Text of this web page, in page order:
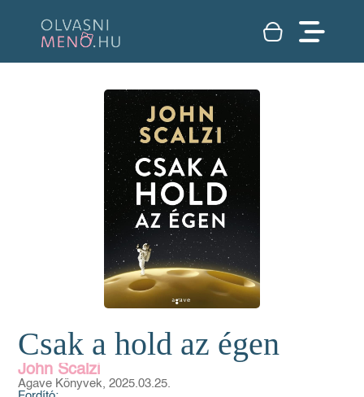
Csak a hold az égen
John Scalzi
Agave Könyvek, 2025.03.25.